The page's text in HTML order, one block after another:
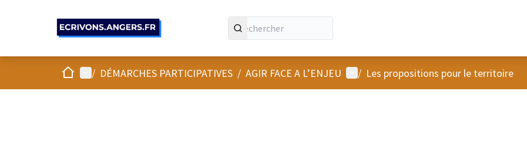
AccueilMenu principal
/ DÉMARCHES PARTICIPATIVES / AGIR FACE A L’ENJEU Menu utilisateur
/ Les propositions pour le territoire